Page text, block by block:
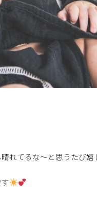
れてるな〜と思うたび嬉